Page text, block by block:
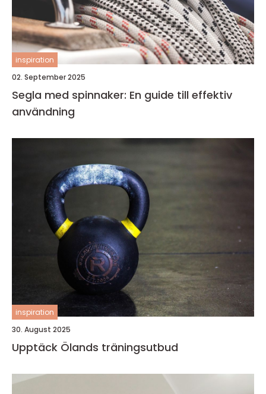
inspiration
02. September 2025
Segla med spinnaker: En guide till effektiv
användning
inspiration
30. August 2025
Upptäck Ölands träningsutbud